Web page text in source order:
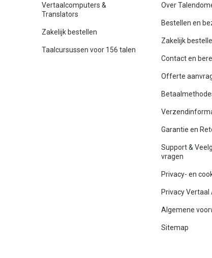
Vertaalcomputers &
Translators
Zakelijk bestellen
Taalcursussen voor 156 talen
Over
Bestellen en
Zakelijk
Contact en
Offerte
Garantie en
Support &
vragen
Privacy- en
Privacy
Algemene
Sitemap